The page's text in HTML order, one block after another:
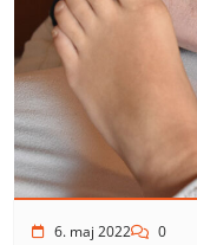
6. maj 2022 0